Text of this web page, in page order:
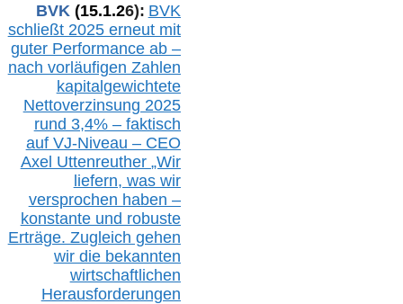
BVK (15.1.26): BVK
schließt 2025 erneut mit
guter Performance ab –
nach vorläufigen Zahlen
kapitalgewichtete
Nettoverzinsung 2025
rund 3,4% – faktisch
auf VJ-Niveau – CEO
Axel Uttenreuther „Wir
liefern, was wir
versprochen haben –
konstante und robuste
Erträge. Zugleich gehen
wir die bekannten
wirtschaftlichen
Herausforderungen